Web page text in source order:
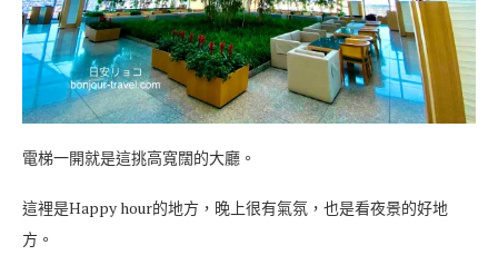
電梯一開就是這挑高寬闊的大廳。
這裡是Happy hour的地方，晚上很有氣氛，也是看夜景的好地
方。